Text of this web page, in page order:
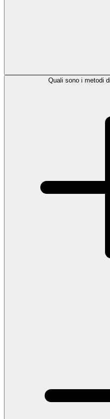
Quali sono i metodi